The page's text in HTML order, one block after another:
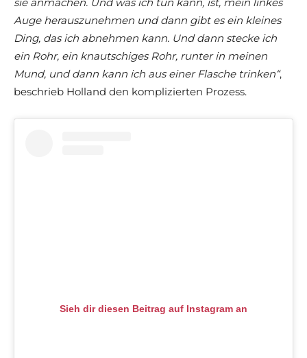
Auge herauszunehmen und dann gibt es ein kleines
Ding, das ich abnehmen kann. Und dann stecke ich
ein Rohr, ein knautschiges Rohr, runter in meinen
Mund, und dann kann ich aus einer Flasche trinken“,
beschrieb Holland den komplizierten Prozess.
Sieh dir diesen Beitrag auf Instagram an